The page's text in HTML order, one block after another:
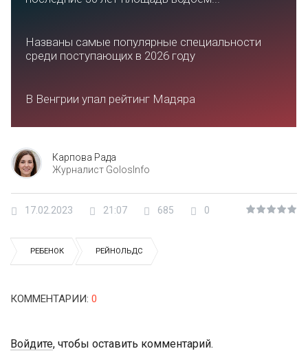
Названы самые популярные специальности
среди поступающих в 2026 году
В Венгрии упал рейтинг Мадяра
Карпова Рада
Журналист GolosInfo
17.02.2023 21:07 685 0
РЕБЕНОК РЕЙНОЛЬДС
КОММЕНТАРИИ: 0
Войдите, чтобы оставить комментарий.